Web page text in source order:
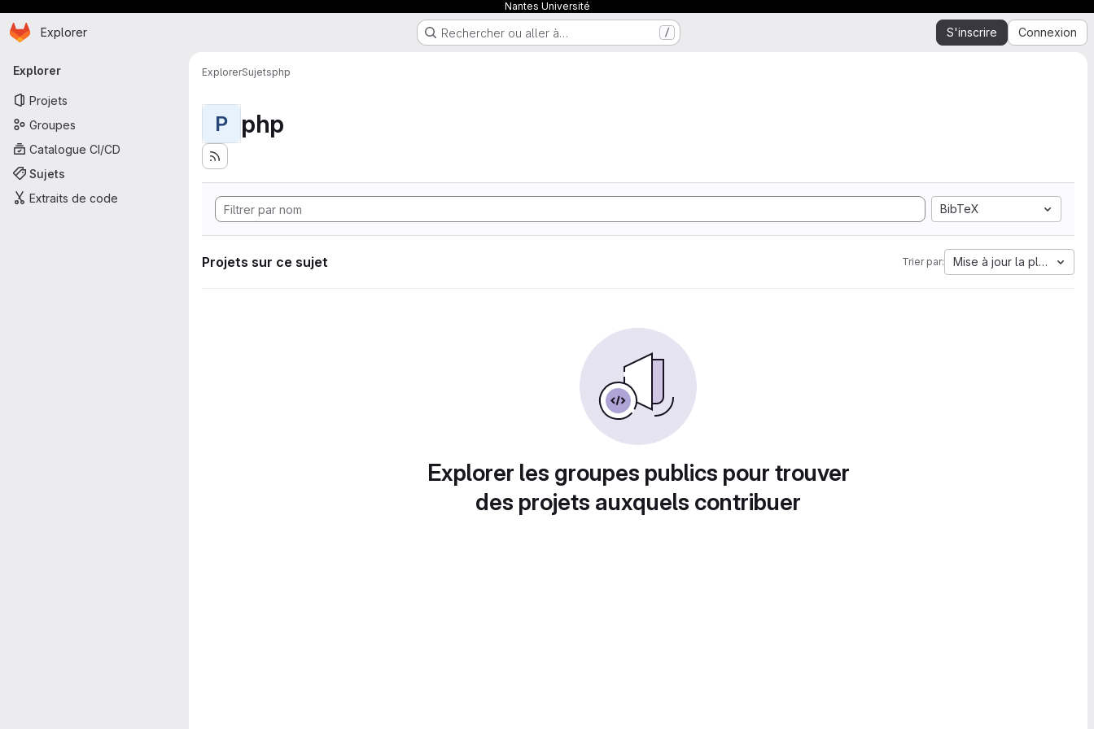
Nantes Université
Passer au contenu principal
Page d'accueil
Explorer Rechercher ou aller à… / S'inscrire Connexion
Navigation principale
Explorer
Projets
Groupes
Catalogue CI/CD
Sujets
Extraits de code
ExplorerSujetsphp
P php
BibTeX
Projets sur ce sujet Trier par: Mise à jour la plus
Explorer les groupes publics pour trouver
des projets auxquels contribuer